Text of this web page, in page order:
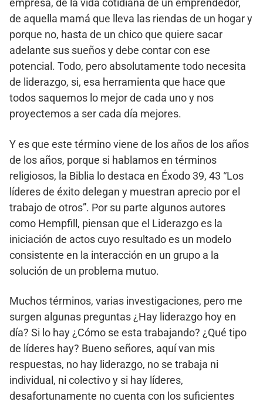
empresa, de la vida cotidiana de un emprendedor,
de aquella mamá que lleva las riendas de un hogar y
porque no, hasta de un chico que quiere sacar
adelante sus sueños y debe contar con ese
potencial. Todo, pero absolutamente todo necesita
de liderazgo, si, esa herramienta que hace que
todos saquemos lo mejor de cada uno y nos
proyectemos a ser cada día mejores.
Y es que este término viene de los años de los años
de los años, porque si hablamos en términos
religiosos, la Biblia lo destaca en Éxodo 39, 43 “Los
líderes de éxito delegan y muestran aprecio por el
trabajo de otros”. Por su parte algunos autores
como Hempfill, piensan que el Liderazgo es la
iniciación de actos cuyo resultado es un modelo
consistente en la interacción en un grupo a la
solución de un problema mutuo.
Muchos términos, varias investigaciones, pero me
surgen algunas preguntas ¿Hay liderazgo hoy en
día? Si lo hay ¿Cómo se esta trabajando? ¿Qué tipo
de líderes hay? Bueno señores, aquí van mis
respuestas, no hay liderazgo, no se trabaja ni
individual, ni colectivo y si hay líderes,
desafortunamente no cuenta con los suficientes